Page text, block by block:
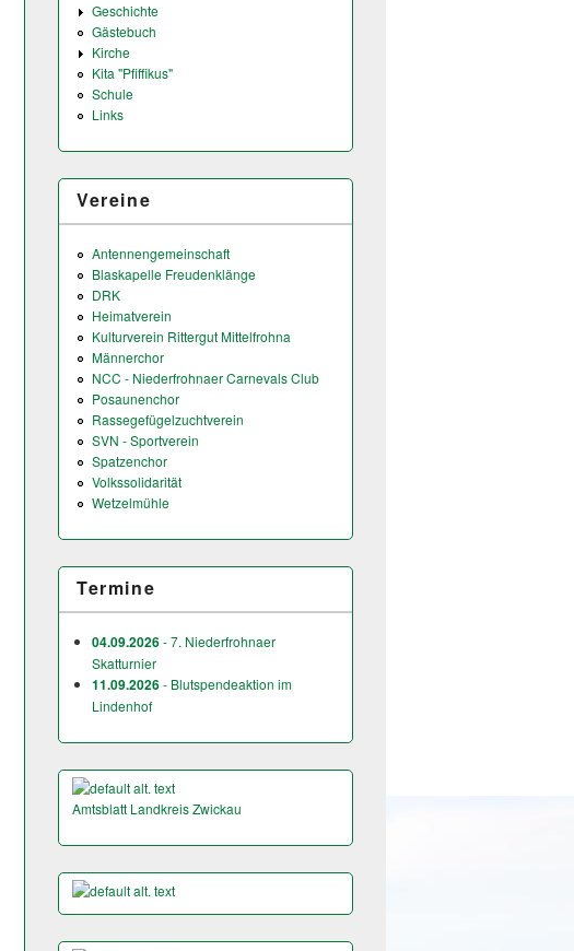
Geschichte
Gästebuch
Kirche
Kita "Pfiffikus"
Schule
Links
Vereine
Antennengemeinschaft
Blaskapelle Freudenklänge
DRK
Heimatverein
Kulturverein Rittergut Mittelfrohna
Männerchor
NCC - Niederfrohnaer Carnevals Club
Posaunenchor
Rassegefügelzuchtverein
SVN - Sportverein
Spatzenchor
Volkssolidarität
Wetzelmühle
Termine
04.09.2026- 7. Niederfrohnaer
Skatturnier
11.09.2026- Blutspendeaktion im
Lindenhof
Amtsblatt Landkreis Zwickau